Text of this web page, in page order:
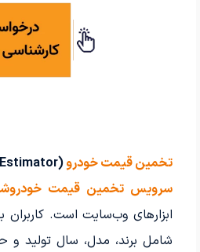
تخمین قیمت خودرو(Car Value Estimator)
سرویس تخمین قیمت
ابزارهای وب‌سایت است. کاربران
شامل برند، مدل، سال تولید و